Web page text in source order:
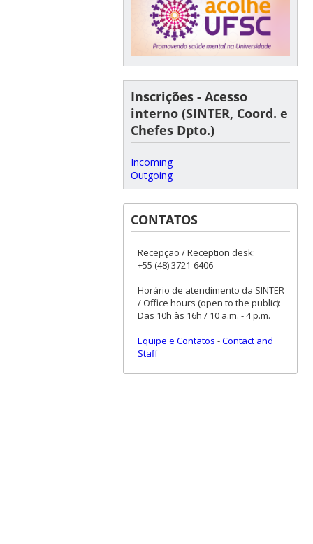
Inscrições - Acesso
interno (SINTER, Coord. e
Chefes Dpto.)
Incoming
Outgoing
CONTATOS
Recepção / Reception desk:
+55 (48) 3721-6406
Horário de atendimento da SINTER
/ Office hours (open to the public):
Das 10h às 16h / 10 a.m. - 4 p.m.
Equipe e Contatos -Contact and
Staff